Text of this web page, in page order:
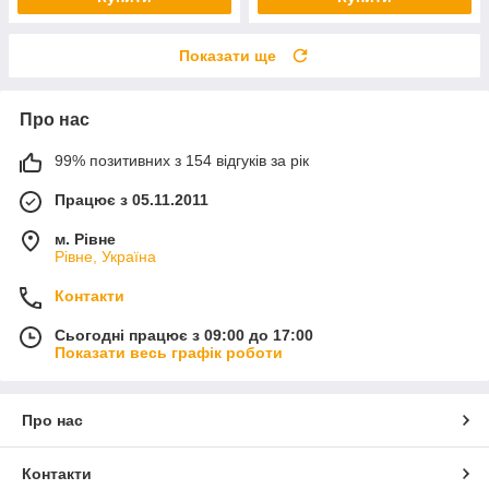
Показати ще
Про нас
99% позитивних з 154 відгуків за рік
Працює з 05.11.2011
м. Рівне
Рівне, Україна
Контакти
Сьогодні працює з 09:00 до 17:00
Показати весь графік роботи
Про нас
Контакти